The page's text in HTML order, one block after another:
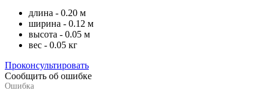
длина - 0.20 м
ширина - 0.12 м
высота - 0.05 м
вес - 0.05 кг
Проконсультировать
Сообщить об ошибке
Ошибка